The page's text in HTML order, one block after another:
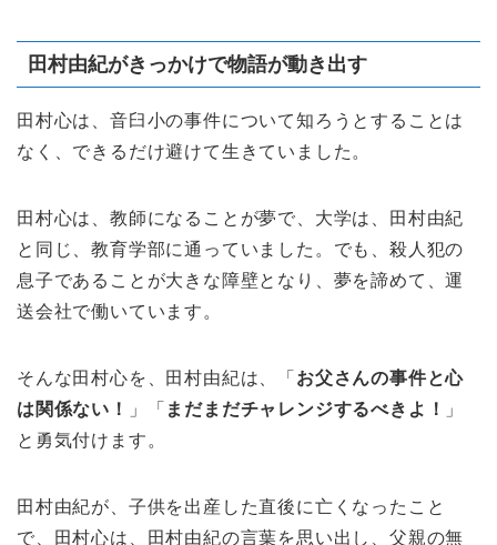
田村由紀がきっかけで物語が動き出す
田村心は、音臼小の事件について知ろうとすることは
なく、できるだけ避けて生きていました。
田村心は、教師になることが夢で、大学は、田村由紀
と同じ、教育学部に通っていました。でも、殺人犯の
息子であることが大きな障壁となり、夢を諦めて、運
送会社で働いています。
そんな田村心を、田村由紀は、「 お父さんの事件と心
は関係ない！
」「 まだまだチャレンジするべきよ！
」
と勇気付けます。
田村由紀が、子供を出産した直後に亡くなったこと
で、田村心は、田村由紀の言葉を思い出し、父親の無